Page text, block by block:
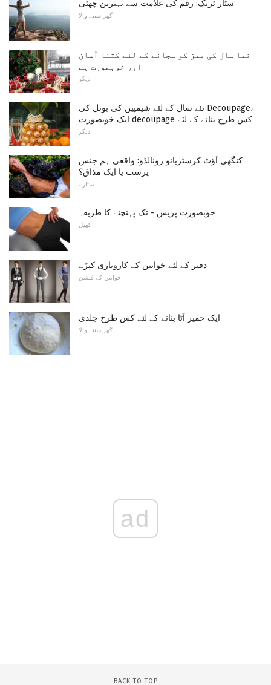
سٹار ٹریک: رقم کی علامت سے بہترین چھٹی
گھر سننے والا
نیا سال کی میز کو سجانے کے لئے کتنا آسان
اور خوبصورت ہے
دیگر
نئے سال کے لئے شیمپین کی بوتل کی Decoupage،
ایک خوبصورت decoupage کس طرح بنانے کے لئے
دیگر
کنگھی آؤٹ کرسٹریانو رونالڈو: واقعی ہم جنس
پرست یا ایک مذاق؟
ستارے
خوبصورت پریس - تک پہنچنے کا طریقہ
کھیل
دفتر کے لئے خواتین کے کاروباری کپڑے
خواتین کے فیشن
ایک خمیر آٹا بنانے کے لئے کس طرح جلدی
گھر سننے والا
ad
BACK TO TOP